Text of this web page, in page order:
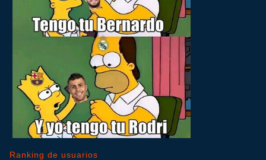
Ranking de usuarios